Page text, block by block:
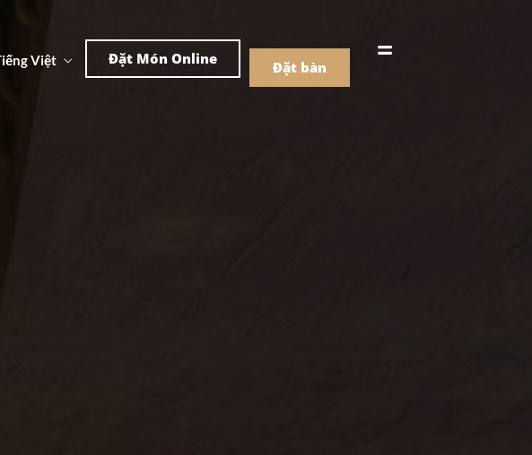
Việt Đặt Món Online Đặt bàn
简体中文